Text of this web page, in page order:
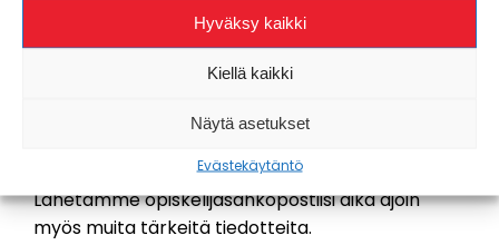
Hyväksy kaikki
Kiellä kaikki
Näytä asetukset
Evästekäytäntö
uutiskirje VarmaSanoma
tiedotamme opiskelijakuntamme tärkeistä
aiheista liittyen opiskelijoiden arkeen.
Lähetämme opiskelijasähköpostiisi aika ajoin
myös muita tärkeitä tiedotteita.